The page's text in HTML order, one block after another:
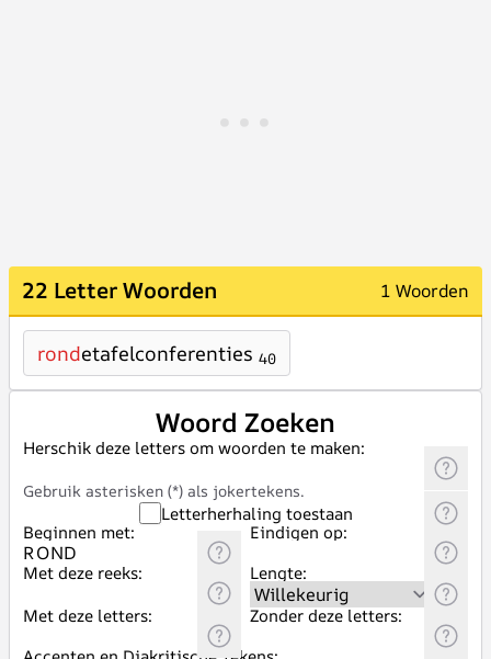
22 Letter Woorden 1 Woorden
rondetafelconferenties 40
Woord Zoeken
Herschik deze letters om woorden te maken:
Gebruik asterisken (*) als jokertekens.
Letterherhaling toestaan
Beginnen met:
Eindigen op:
Met deze reeks:
Lengte:
Met deze letters:
Zonder deze letters: